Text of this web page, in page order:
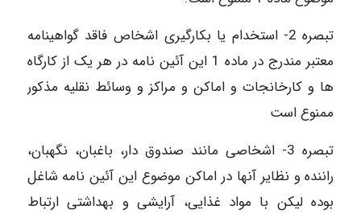
تبصره 2- استخدام یا بکارگیری اشخاص فاقد گواهینامه
معتبر مندرج در ماده 1 این آئین نامه در هر یک از کارگاه
ها و کارخانجات و اماکن و مراکز و وسائط نقلیه مذکور
ممنوع است
تبصره 3- اشخاصی مانند صندوق دار، باغبان، نگهبان،
راننده و نظایر آنها در اماکن موضوع این آئین نامه شاغل
بوده لیکن با مواد غذایی، آرایشی و بهداشتی ارتباط